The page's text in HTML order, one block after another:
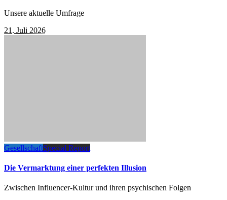
Unsere aktuelle Umfrage
21. Juli 2026
GesellschaftSpecial Report
Die Vermarktung einer perfekten Illusion
Zwischen Influencer-Kultur und ihren psychischen Folgen